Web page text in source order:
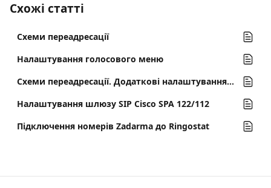
Схожі статті
Схеми переадресації
Налаштування голосового меню
Схеми переадресації. Додаткові налаштування блоків
Налаштування шлюзу SIP Cisco SPA 122/112
Підключення номерів Zadarma до Ringostat